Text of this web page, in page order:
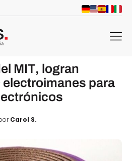
menu
MIT, logran
electroimanes para
Carol S.